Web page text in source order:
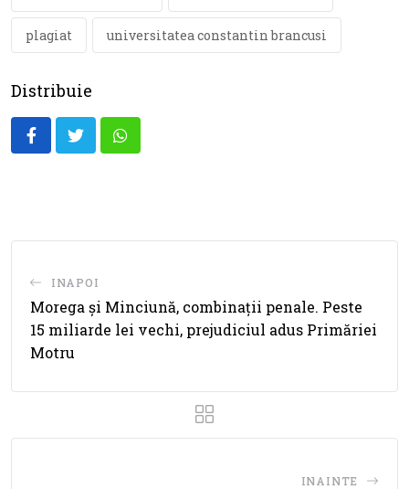
plagiat universitatea constantin brancusi
Distribuie
Whatsapp
INAPOI
Morega și Minciună, combinații penale. Peste
15 miliarde lei vechi, prejudiciul adus Primăriei
Motru
INAINTE